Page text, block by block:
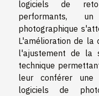
logiciels de
performants,
photographique
L'amélioration de la
l'ajustement de la
technique
leur conférer une
logiciels de